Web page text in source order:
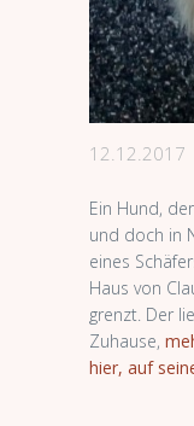
12.12.2017
Ein Hund,
und doch in
eines
Haus von
grenzt. Der
Zuhause,
hier, auf